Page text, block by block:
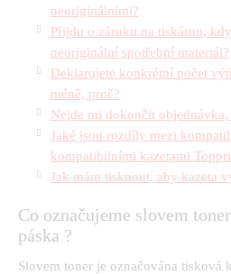
neoriginálními?
Přijdu o záruku na tiskárnu,
neoriginální spotřební materiál?
Deklarujete konkrétní počet
méně, proč?
Nejde mi dokončit objednávka,
Jaké jsou rozdíly mezi
kompatibilními kazetami
Jak mám tisknout, aby kazeta
Co označujeme slovem
páska ?
Slovem toner je označována tisková